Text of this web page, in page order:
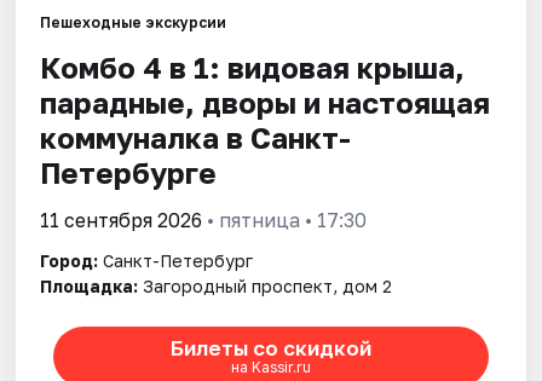
Города
Площадки
Артисты
Рейтинги
Пешеходные экскурсии
Комбо 4 в 1: видовая крыша,
парадные, дворы и настоящая
коммуналка в Санкт-
Петербурге
11 сентября 2026 • пятница • 17:30
Город: Санкт-Петербург
Площадка: Загородный проспект, дом 2
Билеты со скидкой
на Kassir.ru